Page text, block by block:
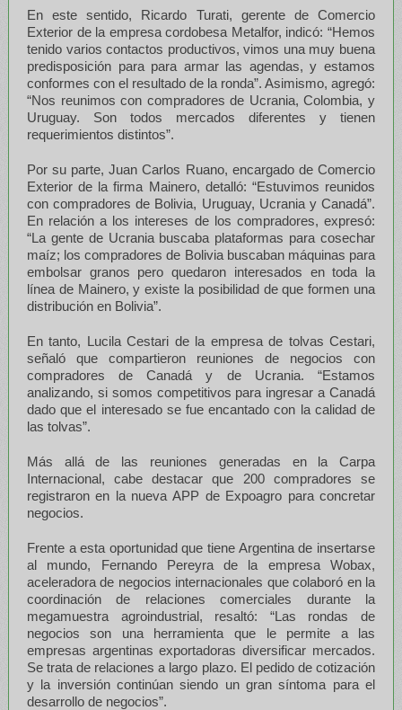
En este sentido, Ricardo Turati, gerente de Comercio
Exterior de la empresa cordobesa Metalfor, indicó: “Hemos
tenido varios contactos productivos, vimos una muy buena
predisposición para para armar las agendas, y estamos
conformes con el resultado de la ronda”. Asimismo, agregó:
“Nos reunimos con compradores de Ucrania, Colombia, y
Uruguay. Son todos mercados diferentes y tienen
requerimientos distintos”.
Por su parte, Juan Carlos Ruano, encargado de Comercio
Exterior de la firma Mainero, detalló: “Estuvimos reunidos
con compradores de Bolivia, Uruguay, Ucrania y Canadá”.
En relación a los intereses de los compradores, expresó:
“La gente de Ucrania buscaba plataformas para cosechar
maíz; los compradores de Bolivia buscaban máquinas para
embolsar granos pero quedaron interesados en toda la
línea de Mainero, y existe la posibilidad de que formen una
distribución en Bolivia”.
En tanto, Lucila Cestari de la empresa de tolvas Cestari,
señaló que compartieron reuniones de negocios con
compradores de Canadá y de Ucrania. “Estamos
analizando, si somos competitivos para ingresar a Canadá
dado que el interesado se fue encantado con la calidad de
las tolvas”.
Más allá de las reuniones generadas en la Carpa
Internacional, cabe destacar que 200 compradores se
registraron en la nueva APP de Expoagro para concretar
negocios.
Frente a esta oportunidad que tiene Argentina de insertarse
al mundo, Fernando Pereyra de la empresa Wobax,
aceleradora de negocios internacionales que colaboró en la
coordinación de relaciones comerciales durante la
megamuestra agroindustrial, resaltó: “Las rondas de
negocios son una herramienta que le permite a las
empresas argentinas exportadoras diversificar mercados.
Se trata de relaciones a largo plazo. El pedido de cotización
y la inversión continúan siendo un gran síntoma para el
desarrollo de negocios”.